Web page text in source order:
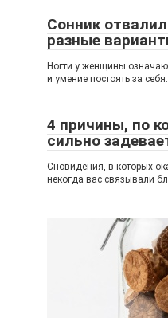
Сонник
разные
Ногти у женщины
и умение постоять за
4 причины, по
сильно
Сновидения, в которых
некогда вас связывали